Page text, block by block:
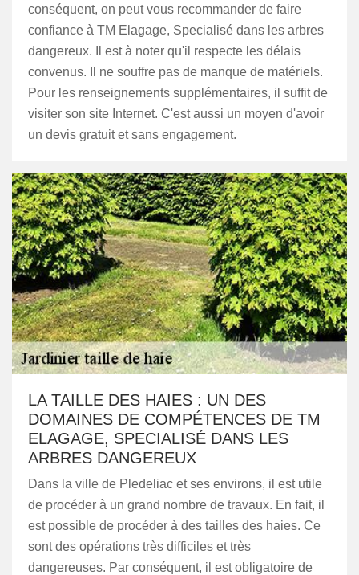
conséquent, on peut vous recommander de faire
confiance à TM Elagage, Specialisé dans les arbres
dangereux. Il est à noter qu'il respecte les délais
convenus. Il ne souffre pas de manque de matériels.
Pour les renseignements supplémentaires, il suffit de
visiter son site Internet. C'est aussi un moyen d'avoir
un devis gratuit et sans engagement.
LA TAILLE DES HAIES : UN DES
DOMAINES DE COMPÉTENCES DE TM
ELAGAGE, SPECIALISÉ DANS LES
ARBRES DANGEREUX
Dans la ville de Pledeliac et ses environs, il est utile
de procéder à un grand nombre de travaux. En fait, il
est possible de procéder à des tailles des haies. Ce
sont des opérations très difficiles et très
dangereuses. Par conséquent, il est obligatoire de